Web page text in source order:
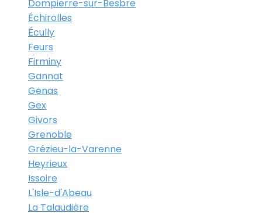
Dompierre-sur-Besbre
Échirolles
Écully
Feurs
Firminy
Gannat
Genas
Gex
Givors
Grenoble
Grézieu-la-Varenne
Heyrieux
Issoire
L'Isle-d'Abeau
La Talaudière